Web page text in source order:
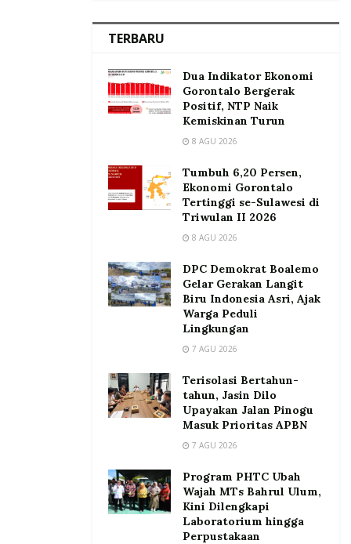
TERBARU
Dua Indikator Ekonomi
Gorontalo Bergerak
Positif, NTP Naik
Kemiskinan Turun
8 AGU 2026
Tumbuh 6,20 Persen,
Ekonomi Gorontalo
Tertinggi se-Sulawesi di
Triwulan II 2026
8 AGU 2026
DPC Demokrat Boalemo
Gelar Gerakan Langit
Biru Indonesia Asri, Ajak
Warga Peduli
Lingkungan
7 AGU 2026
Terisolasi Bertahun-
tahun, Jasin Dilo
Upayakan Jalan Pinogu
Masuk Prioritas APBN
7 AGU 2026
Program PHTC Ubah
Wajah MTs Bahrul Ulum,
Kini Dilengkapi
Laboratorium hingga
Perpustakaan